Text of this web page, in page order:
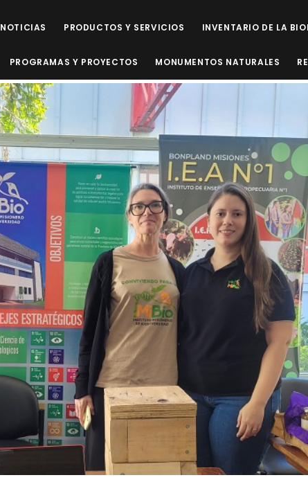
NOTICIAS PRODUCTOS Y SERVICIOS INVENTARIO DE LA
PROGRAMAS Y PROYECTOS MONUMENTOS NATURALES